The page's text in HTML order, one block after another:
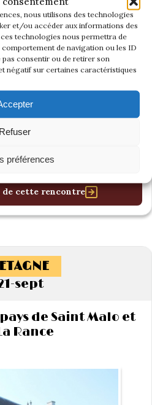
nous utilisons des technologies
et/ou accéder aux informations des
technologies nous permettra de
de navigation ou les ID
pas consentir ou de retirer son
négatif sur certaines caractéristiques
Refuser
préférences
cette rencontre
sept
de Saint Malo et
Rance